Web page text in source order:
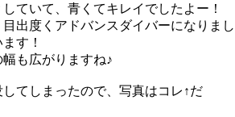
ていて、青くてキレイでしたよー！
出度くアドバンスダイバーになりまし
す！
も広がりますね♪
てしまったので、写真はコレ↑だ